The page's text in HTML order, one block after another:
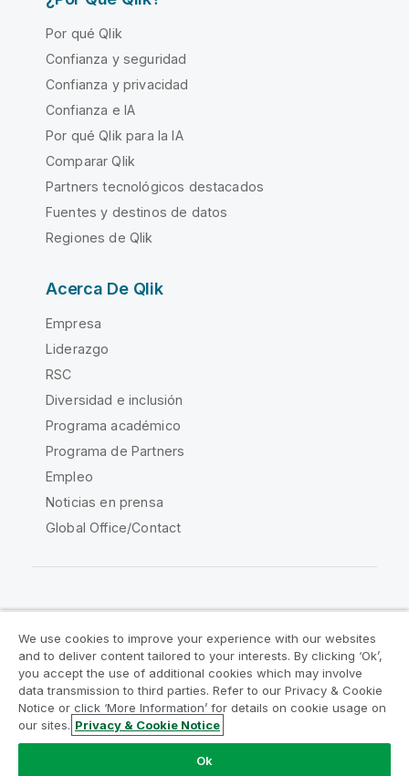
Por qué Qlik
Confianza y seguridad
Confianza y privacidad
Confianza e IA
Por qué Qlik para la IA
Comparar Qlik
Partners tecnológicos destacados
Fuentes y destinos de datos
Regiones de Qlik
Acerca De Qlik
Empresa
Liderazgo
RSC
Diversidad e inclusión
Programa académico
Programa de Partners
Empleo
Noticias en prensa
Global Office/Contact
Acuerdos legales
Condiciones del producto
Legal Policies
Política legal
Condiciones de uso
Marcas comerciales
Do Not Share My Info
Copyright © 1993-2026 QlikTech International AB.
We use cookies to improve your experience with our websites
and to deliver content tailored to your interests. By clicking ‘Ok’,
you accept the use of additional cookies which may involve
data transmission to third parties. Refer to our Privacy & Cookie
Notice or click ‘More Information’ for details on cookie usage on
our sites. Privacy & Cookie Notice
Ok